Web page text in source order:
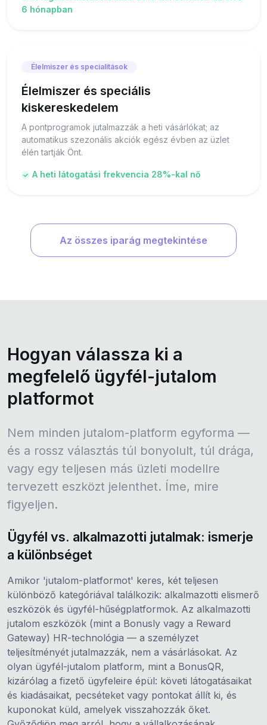
6 hónapban
Élelmiszer és specialitások
Élelmiszer és speciális
kiskereskedelem
A pontprogramok jutalmazzák a heti vásárlókat; az
automatikus szezonális akciók egész évben az üzlet
élén tartják Önt.
A heti látogatási frekvencia 28%-kal nő
Az összes iparág megtekintése
Hogyan válassza ki a
megfelelő ügyfél-jutalom
platformot
Nem minden jutalom-platform egyforma —
és a rossz választás túl bonyolult, túl drága,
vagy egy teljesen más üzleti modellre
tervezett eszközt jelenthet. Íme, mire
figyeljen.
Ügyfél vs. alkalmazotti jutalmak: ismerje
a különbséget
Amikor 'jutalom-platformot' keres, két teljesen
különböző kategóriával találkozik: alkalmazotti elismerő
eszközök és ügyfél-hűségplatformok. Az alkalmazotti
jutalom eszközök (mint a Bonusly vagy a Reward
Gateway) HR-technológia — a személyzet
teljesítményét jutalmazzák, nem a vásárlásokat. Az
olyan ügyfél-jutalom platform, mint a BonusQR,
kizárólag a fizető ügyfeleire épül: követi látogatásaikat
és kiadásaikat, pecséteket vagy pontokat állít ki, és
kuponokat küld, amelyek visszahozzák őket.